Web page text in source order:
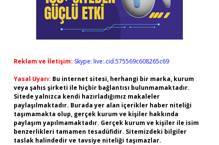
Reklam ve İletişim: Skype: live:.cid.575569c608265c69
Yasal Uyarı: Bu internet sitesi, herhangi bir marka, kurum
veya şahıs şirketi ile hiçbir bağlantısı bulunmamaktadır.
Sitede yalnızca kendi hazırladığımız makaleler
paylaşılmaktadır. Burada yer alan içerikler haber niteliği
taşımamakta olup, gerçek kurum ve kişiler hakkında
paylaşım yapılmamaktadır. Gerçek kurum ve kişiler ile isim
benzerlikleri tamamen tesadüfidir. Sitemizdeki bilgiler
taslak halindedir ve tavsiye niteliği taşımazlar.